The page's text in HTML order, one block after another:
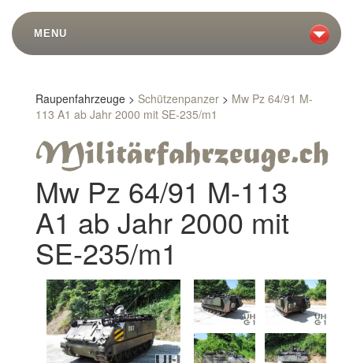
MENU
Raupenfahrzeuge > Schützenpanzer > Mw Pz 64/91 M-
113 A1 ab Jahr 2000 mit SE-235/m1
Mw Pz 64/91 M-113
A1 ab Jahr 2000 mit
SE-235/m1